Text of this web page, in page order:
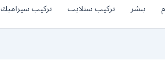
بنشر تركيب ستلايت تركيب سيراميك